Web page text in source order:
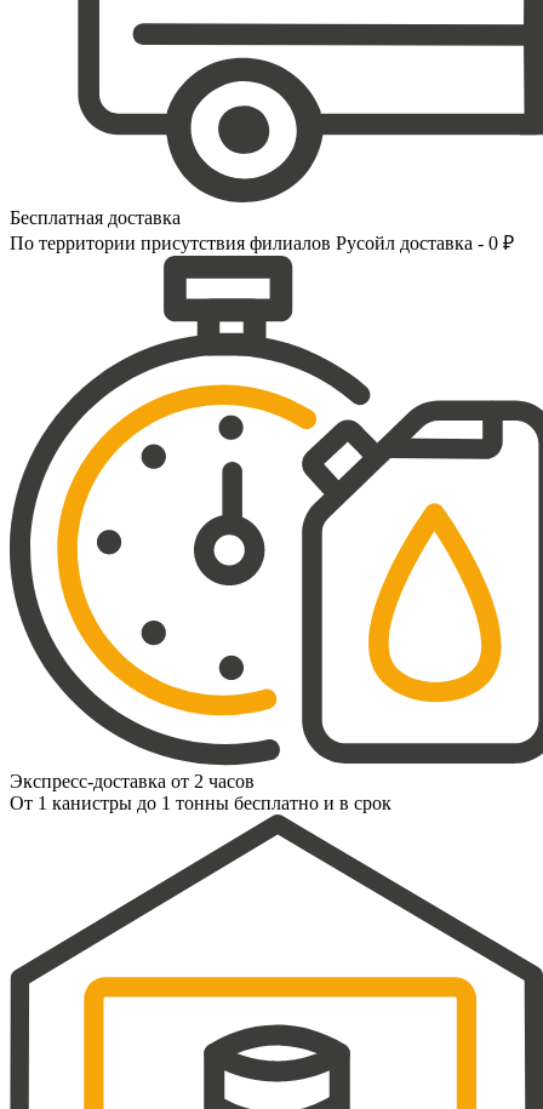
Бесплатная доставка
По территории присутствия филиалов Русойл доставка - 0 ₽
Экспресс-доставка от 2 часов
От 1 канистры до 1 тонны бесплатно и в срок